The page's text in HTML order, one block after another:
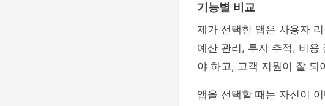
기능별 비교
제가 선택한 앱은 사용자
예산 관리, 투자 추적, 비용
야 하고, 고객 지원이 잘 되
앱을 선택할 때는 자신이